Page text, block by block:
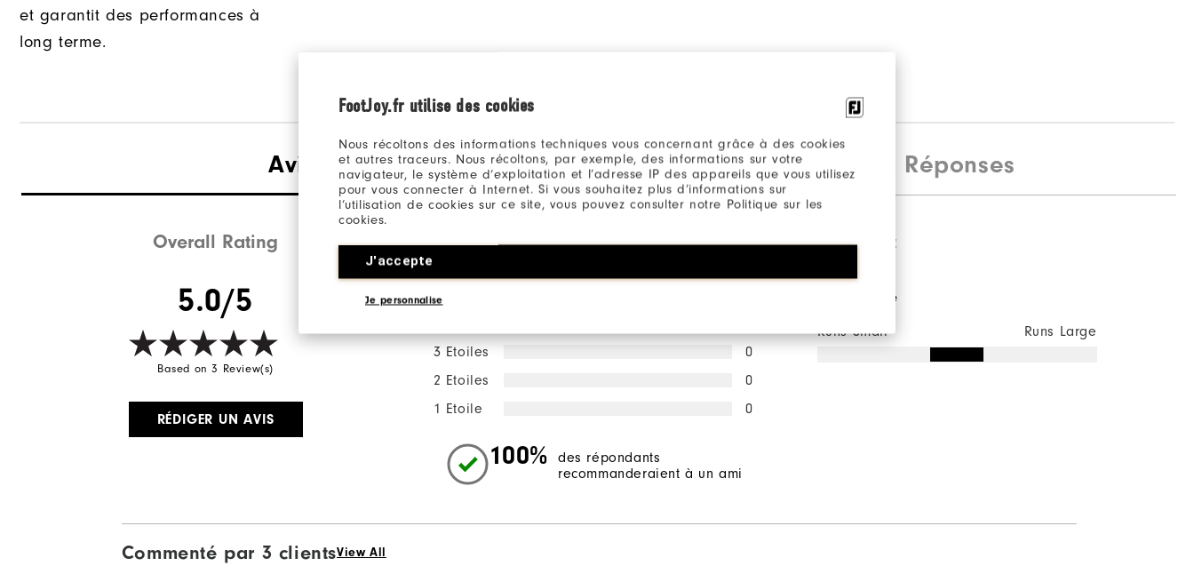
FootJoy.fr utilise des cookies
Nous récoltons des informations techniques vous concernant grâce à des cookies
et autres traceurs. Nous récoltons, par exemple, des informations sur votre
navigateur, le système d’exploitation et l’adresse IP des appareils que vous utilisez
pour vous connecter à Internet. Si vous souhaitez plus d’informations sur
l’utilisation de cookies sur ce site, vous pouvez consulter notre Politique sur les
cookies.
J'accepte
Je personnalise
et garantit des performances à
long terme.
Avis (3) Questions & Réponses
Overall Rating
5.0/5
Based on 3 Review(s)
RÉDIGER UN AVIS
la répartition des notes
5 Etoiles
3 Etoiles
0
2 Etoiles
0
1 Etoile
0
100%
des répondants
recommanderaient à un ami
Sizing/Fit
Overall Size
Runs Small Runs Large
Commenté par 3 clientsView All